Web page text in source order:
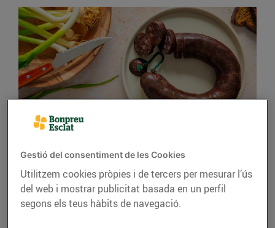
GASTRONOMIA I TRADICIONS
Prepara't per al dijous
llarder!
El Carnaval va des de dijous
Gestió del consentiment de les Cookies
Utilitzem cookies pròpies i de tercers per mesurar l’ús
del web i mostrar publicitat basada en un perfil
segons els teus hàbits de navegació.